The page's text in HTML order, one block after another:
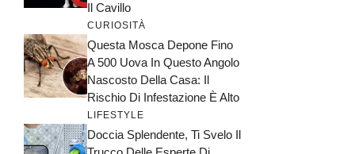
Il Cavillo
CURIOSITÀ
Questa Mosca Depone Fino
A 500 Uova In Questo Angolo
Nascosto Della Casa: Il
Rischio Di Infestazione È Alto
LIFESTYLE
Doccia Splendente, Ti Svelo Il